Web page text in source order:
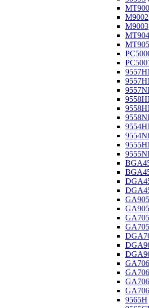
MT900
M9002
M9003
MT904
MT905
9565H